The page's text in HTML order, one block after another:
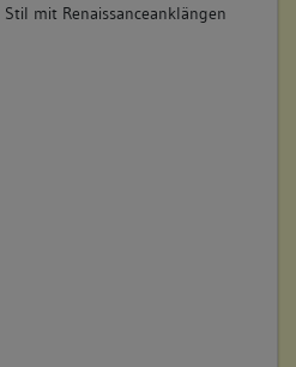
mit Renaissanceanklängen